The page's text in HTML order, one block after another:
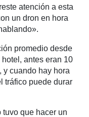
atención a esta
un dron en hora
promedio desde
hotel, antes eran 10
y cuando hay hora
tráfico puede durar
que hacer un